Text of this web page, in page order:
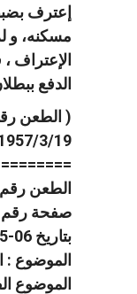
إعترف
مسكنه، و
الإعتراف
الدفع
3/19 )
صفحة رقم 446
بتاريخ 06-05-1957
الموضوع :
الموضوع